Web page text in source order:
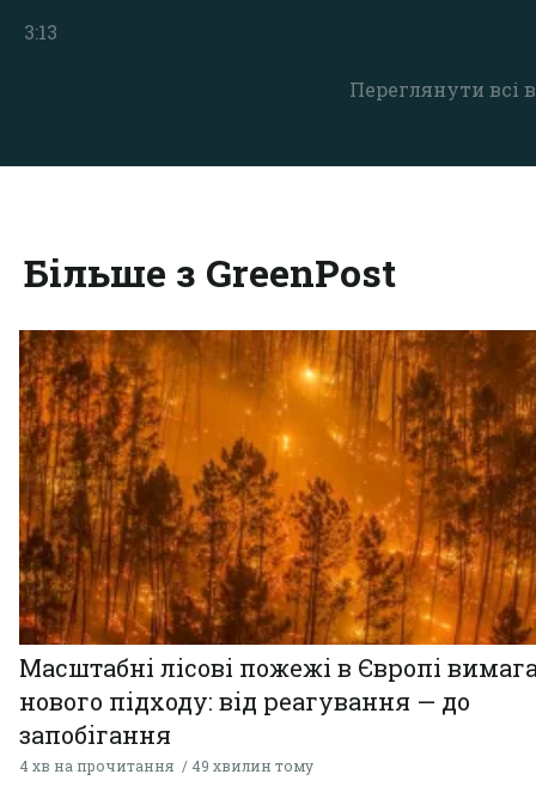
Переглянути всі
3:13
Більше з GreenPost
Масштабні лісові пожежі в Європі
нового підходу: від реагування — до
запобігання
4 хв на прочитання 49 хвилин тому